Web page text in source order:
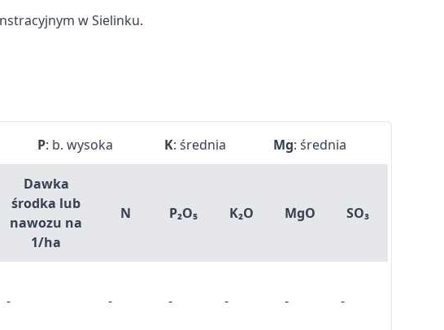
w Sielinku.
P: b. wysoka K: średnia Mg: średnia
Dawka
środka lub
nawozu na
1/ha
N P₂O₅ K₂O MgO SO₃
- - - - - -